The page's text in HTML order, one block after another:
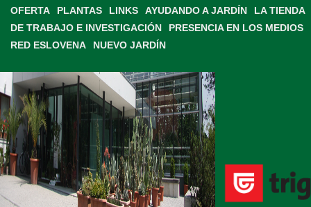
OFERTA
PLANTAS LINKS AYUDANDO A JARDÍN
LA TIENDA
DE TRABAJO E INVESTIGACIÓN
PRESENCIA EN LOS MEDIOS
RED ESLOVENA
NUEVO JARDÍN